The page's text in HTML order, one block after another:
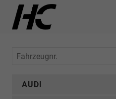
Fahrzeugnr.
AUDI